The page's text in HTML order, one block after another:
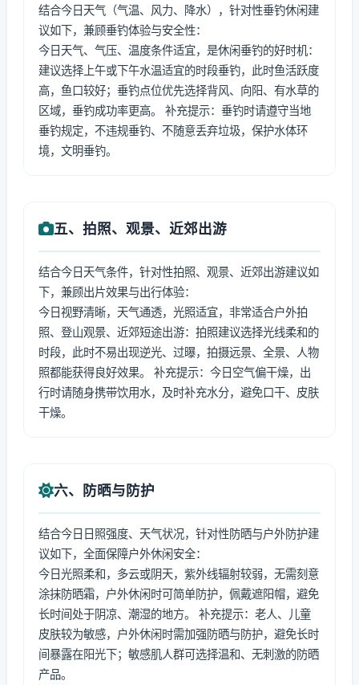
结合今日天气（气温、风力、降水），针对性垂钓休闲建
议如下，兼顾垂钓体验与安全性：
今日天气、气压、温度条件适宜，是休闲垂钓的好时机：
建议选择上午或下午水温适宜的时段垂钓，此时鱼活跃度
高，鱼口较好；垂钓点位优先选择背风、向阳、有水草的
区域，垂钓成功率更高。 补充提示：垂钓时请遵守当地
垂钓规定，不违规垂钓、不随意丢弃垃圾，保护水体环
境，文明垂钓。
五、拍照、观景、近郊出游
结合今日天气条件，针对性拍照、观景、近郊出游建议如
下，兼顾出片效果与出行体验：
今日视野清晰，天气通透，光照适宜，非常适合户外拍
照、登山观景、近郊短途出游：拍照建议选择光线柔和的
时段，此时不易出现逆光、过曝，拍摄远景、全景、人物
照都能获得良好效果。 补充提示：今日空气偏干燥，出
行时请随身携带饮用水，及时补充水分，避免口干、皮肤
干燥。
六、防晒与防护
结合今日日照强度、天气状况，针对性防晒与户外防护建
议如下，全面保障户外休闲安全：
今日光照柔和，多云或阴天，紫外线辐射较弱，无需刻意
涂抹防晒霜，户外休闲时可简单防护，佩戴遮阳帽，避免
长时间处于阴凉、潮湿的地方。 补充提示：老人、儿童
皮肤较为敏感，户外休闲时需加强防晒与防护，避免长时
间暴露在阳光下；敏感肌人群可选择温和、无刺激的防晒
产品。